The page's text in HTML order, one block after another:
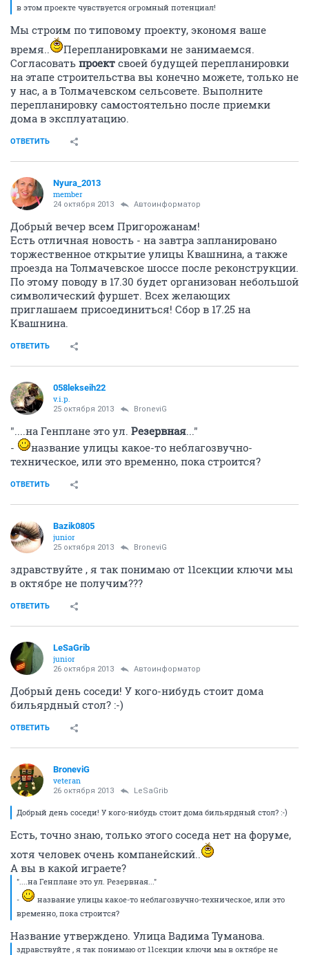
в этом проекте чувствуется огромный потенциал!
Мы строим по типовому проекту, экономя ваше
время..
Перепланировками не занимаемся.
Согласовать проект своей будущей перепланировки
на этапе строительства вы конечно можете, только не
у нас, а в Толмачевском сельсовете. Выполните
перепланировку самостоятельно после приемки
дома в эксплуатацию.
ОТВЕТИТЬ
Nyura_2013
member
24 октября 2013 Автоинформатор
Добрый вечер всем Пригорожанам!
Есть отличная новость - на завтра запланировано
торжественное открытие улицы Квашнина, а также
проезда на Толмачевское шоссе после реконструкции.
По этому поводу в 17.30 будет организован небольшой
символический фуршет. Всех желающих
приглашаем присоединиться! Сбор в 17.25 на
Квашнина.
ОТВЕТИТЬ
058lekseih22
v.i.p.
25 октября 2013 BroneviG
"....на Генплане это ул. Резервная..."
-
название улицы какое-то неблагозвучно-
техническое, или это временно, пока строится?
ОТВЕТИТЬ
Bazik0805
junior
25 октября 2013 BroneviG
здравствуйте , я так понимаю от 11секции ключи мы
в октябре не получим???
ОТВЕТИТЬ
LeSaGrib
junior
26 октября 2013 Автоинформатор
Добрый день соседи! У кого-нибудь стоит дома
бильярдный стол? :-)
ОТВЕТИТЬ
BroneviG
veteran
26 октября 2013 LeSaGrib
Добрый день соседи! У кого-нибудь стоит дома бильярдный стол? :-)
Есть, точно знаю, только этого соседа нет на форуме,
хотя человек очень компанейский..
А вы в какой играете?
"....на Генплане это ул. Резервная..."
-
название улицы какое-то неблагозвучно-техническое, или это
временно, пока строится?
Название утверждено. Улица Вадима Туманова.
здравствуйте , я так понимаю от 11секции ключи мы в октябре не